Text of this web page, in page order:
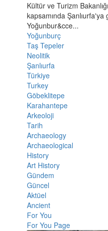
Kültür ve Turizm
kapsamında
Yoğunbur&cce...
Yoğunburç
Taş Tepeler
Neolitik
Şanlıurfa
Türkiye
Turkey
Göbeklitepe
Karahantepe
Arkeoloji
Tarih
Archaeology
Archaeological
History
Art History
Gündem
Güncel
Aktüel
Ancient
For You
For You Page